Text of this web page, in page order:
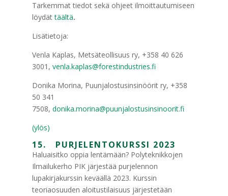
Tarkemmat tiedot sekä ohjeet ilmoittautumiseen
löydättäältä.
Lisätietoja:
Venla Kaplas, Metsäteollisuus ry, +358 40 626
3001, venla.kaplas@forestindustries.fi
Donika Morina, Puunjalostusinsinöörit ry, +358
50 341
7508, donika.morina@puunjalostusinsinoorit.fi
(ylös)
15. PURJELENTOKURSSI 2023
Haluaisitko oppia lentämään? Polyteknikkojen
Ilmailukerho PIK järjestää purjelennon
lupakirjakurssin keväällä 2023. Kurssin
teoriaosuuden aloitustilaisuus järjestetään